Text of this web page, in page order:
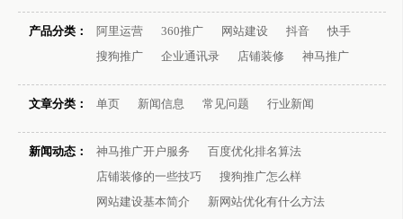
产品分类： 阿里运营 360推广 网站建设 抖音
快手
搜狗推广
企业通讯录 店铺装修 神马推广
文章分类： 单页 新闻信息 常见问题 行业新闻
新闻动态： 神马推广开户服务
百度优化排名算法
店铺装修的一些技巧
搜狗推广怎么样
网站建设基本简介
新网站优化有什么方法